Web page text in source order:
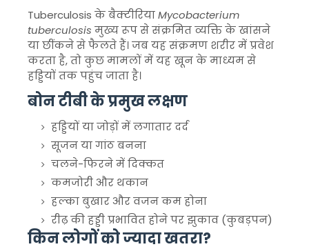
Tuberculosis के बैक्टीरियाMycobacterium
tuberculosis मुख्य रूप से संक्रमित व्यक्ति के खांसने
या छींकने से फैलते हैं। जब यह संक्रमण शरीर में प्रवेश
करता है, तो कुछ मामलों में यह खून के माध्यम से
हड्डियों तक पहुंच जाता है।
बोन टीबी के प्रमुख लक्षण
हड्डियों या जोड़ों में लगातार दर्द
सूजन या गांठ बनना
चलने-फिरने में दिक्कत
कमजोरी और थकान
हल्का बुखार और वजन कम होना
रीढ़ की हड्डी प्रभावित होने पर झुकाव (कुबड़पन)
किन लोगों को ज्यादा खतरा?